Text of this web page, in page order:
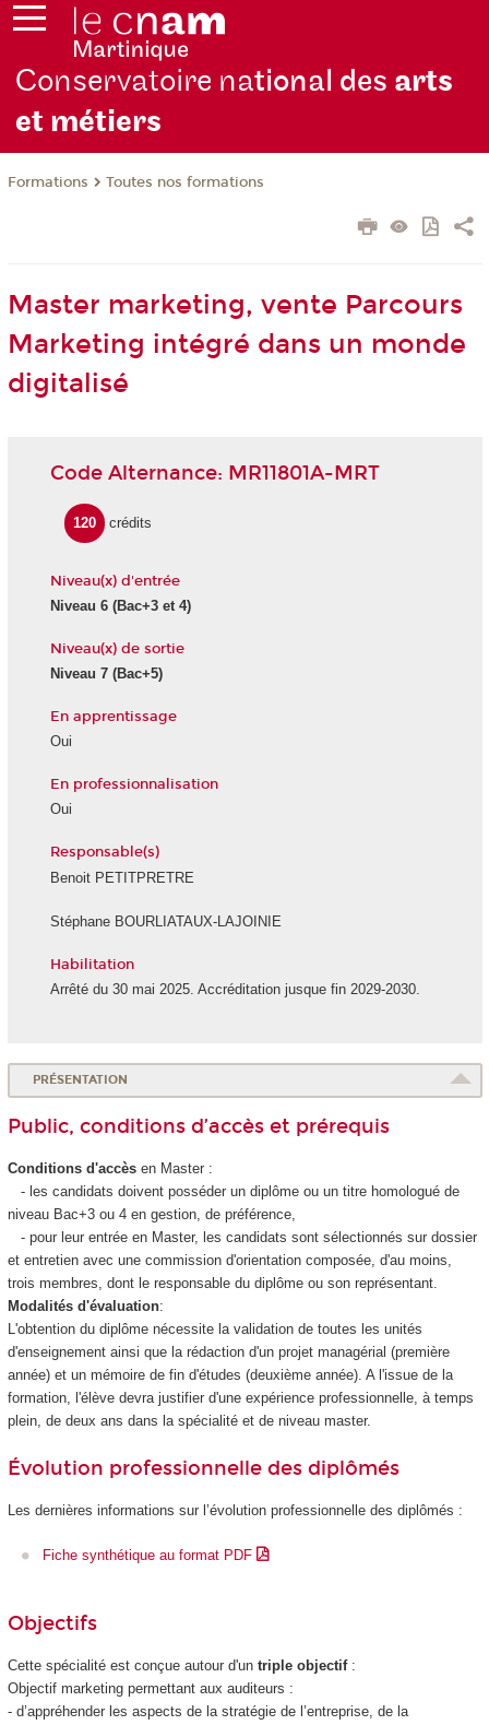
Conservatoire national des arts
et métiers
Formations Toutes nos formations
Master marketing, vente Parcours
Marketing intégré dans un monde
digitalisé
Code Alternance: MR11801A-MRT
120 crédits
Niveau(x) d'entrée
Niveau 6 (Bac+3 et 4)
Niveau(x) de sortie
Niveau 7 (Bac+5)
En apprentissage
Oui
En professionnalisation
Oui
Responsable(s)
Benoit PETITPRETRE
Stéphane BOURLIATAUX-LAJOINIE
Habilitation
Arrêté du 30 mai 2025. Accréditation jusque fin 2029-2030.
PRÉSENTATION
Public, conditions d’accès et prérequis
Conditions d'accèsen Master :
- les candidats doivent posséder un diplôme ou un titre homologué de
niveau Bac+3 ou 4 en gestion, de préférence,
- pour leur entrée en Master, les candidats sont sélectionnés sur dossier
et entretien avec une commission d'orientation composée, d'au moins,
trois membres, dont le responsable du diplôme ou son représentant.
Modalités d'évaluation:
L'obtention du diplôme nécessite la validation de toutes les unités
d'enseignement ainsi que la rédaction d'un projet managérial (première
année) et un mémoire de fin d'études (deuxième année). A l'issue de la
formation, l'élève devra justifier d'une expérience professionnelle, à temps
plein, de deux ans dans la spécialité et de niveau master.
Évolution professionnelle des diplômés
Les dernières informations sur l’évolution professionnelle des diplômés :
Fiche synthétique au format PDF
Objectifs
Cette spécialité est conçue autour d'un triple objectif:
Objectif marketing permettant aux auditeurs :
- d’appréhender les aspects de la stratégie de l’entreprise, de la